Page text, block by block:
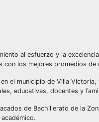
al esfuerzo y la
los mejores promedios de
el municipio de Villa
educativas, docentes y
de Bachillerato de la